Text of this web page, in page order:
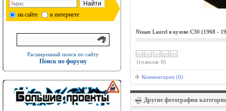
на сайте в интернете
Расширенный поиск по сайту
Поиск по форуму
Nissan Laurel в кузове C30 (1968 -
(голосов: 0)
Комментарии (0)
Другие фотографии